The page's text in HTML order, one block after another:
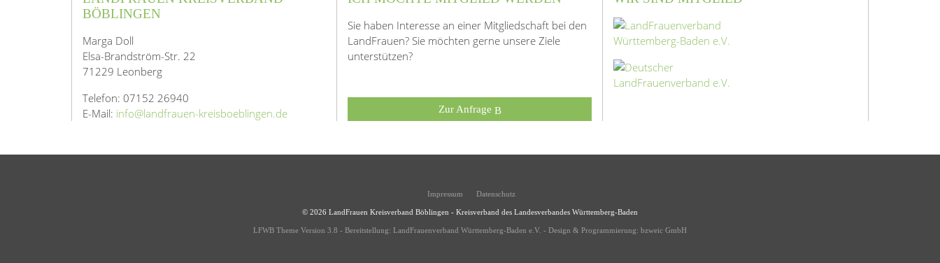
BÖBLINGEN
Marga Doll
Elsa-Brandström-Str. 22
71229 Leonberg
Telefon: 07152 26940
E-Mail: info@landfrauen-kreisboeblingen.de
Sie haben Interesse an einer Mitgliedschaft bei den
LandFrauen? Sie möchten gerne unsere Ziele
unterstützen?
Zur Anfrage
Impressum Datenschutz
© 2026 LandFrauen Kreisverband Böblingen - Kreisverband des Landesverbandes Württemberg-Baden
LFWB Theme Version 3.8 - Bereitstellung: LandFrauenverband Württemberg-Baden e.V. - Design & Programmierung: bzweic GmbH